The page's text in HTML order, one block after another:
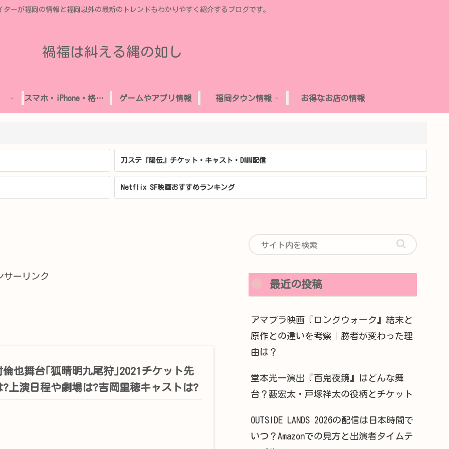
ターが福岡の情報と福岡以外の最新のトレンドもわかりやすく紹介するブログです。
禍福は糾える縄の如し
スマホ・iPhone・格安SIM ゲームやアプリ情報 福岡タウン情報 お得なお店の情報
刀ステ『陽伝』チケット・キャスト・DMM配信
Netflix SF映画おすすめランキング
サーリンク
倫也舞台｢狐晴明九尾狩｣2021チケット先
?上演日程や劇場は?吉岡里穂キャストは?
最近の投稿
アマプラ映画『ロングウォーク』結末と
原作との違いを考察｜勝者が変わった理
由は？
堂本光一演出『百鬼夜鏡』はどんな舞
台？薮宏太・戸塚祥太の役柄とチケット
OUTSIDE LANDS 2026の配信は日本時間で
いつ？Amazonでの見方と出演者タイムテ